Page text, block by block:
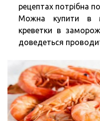
рецептах потрібна
Можна купити в
креветки в
доведеться